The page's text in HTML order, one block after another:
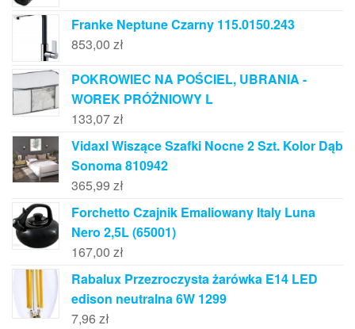
Franke Neptune Czarny 115.0150.243
853,00 zł
POKROWIEC NA POŚCIEL, UBRANIA -
WOREK PRÓŻNIOWY L
133,07zł
Vidaxl Wiszące Szafki Nocne 2 Szt. Kolor Dąb
Sonoma 810942
365,99 zł
Forchetto Czajnik Emaliowany Italy Luna
Nero 2,5L (65001)
167,00 zł
Rabalux Przezroczysta żarówka E14 LED
edison neutralna 6W 1299
7,96 zł